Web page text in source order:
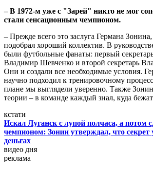
– В 1972-м уже с "Зарей" никто не мог
стали сенсационным чемпионом.
– Прежде всего это заслуга Германа
подобрал хороший коллектив. В
были футбольные фанаты: первый
Владимир Шевченко и второй секретарь
Они и создали все необходимые условия.
научно подходил к тренировочному
плане мы выглядели уверенно. Также
теории – в команде каждый знал, куда
кстати
Искал Луганск с лупой полчаса, а потом
чемпионом: Зонин утверждал, что секрет
деньгах
видео дня
реклама